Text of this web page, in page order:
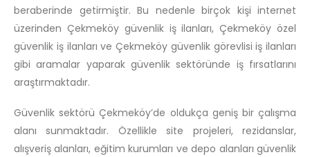
beraberinde getirmiştir. Bu nedenle birçok kişi internet
üzerinden Çekmeköy güvenlik iş ilanları, Çekmeköy özel
güvenlik iş ilanları ve Çekmeköy güvenlik görevlisi iş ilanları
gibi aramalar yaparak güvenlik sektöründe iş fırsatlarını
araştırmaktadır.
Güvenlik sektörü Çekmeköy’de oldukça geniş bir çalışma
alanı sunmaktadır. Özellikle site projeleri, rezidanslar,
alışveriş alanları, eğitim kurumları ve depo alanları güvenlik